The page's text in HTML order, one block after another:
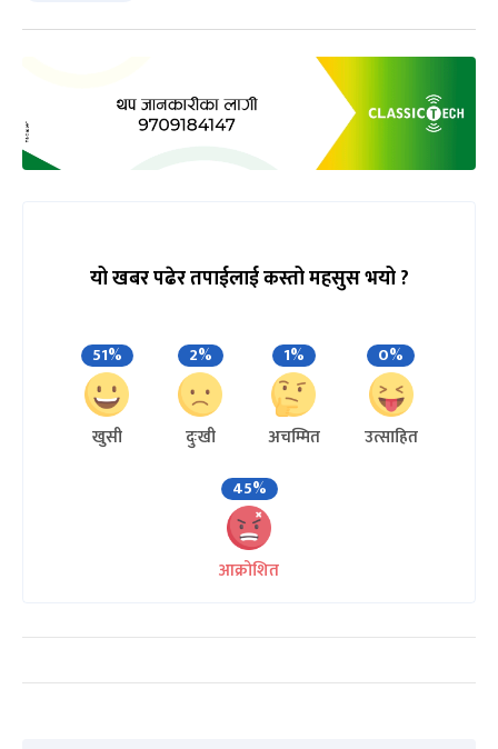
यो खबर पढेर तपाईलाई कस्तो महसुस भयो ?
51%
खुसी
2%
दुःखी
1%
अचम्मित
0%
उत्साहित
45%
आक्रोशित